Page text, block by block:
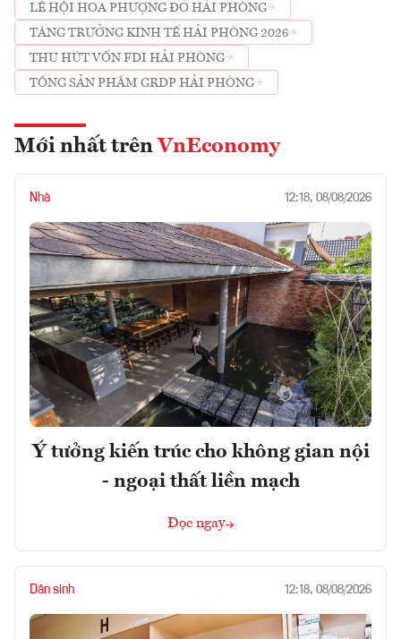
LỄ HỘI HOA PHƯỢNG ĐỎ HẢI PHÒNG
TĂNG TRƯỞNG KINH TẾ HẢI PHÒNG 2026
THU HÚT VỐN FDI HẢI PHÒNG
TỔNG SẢN PHẨM GRDP HẢI PHÒNG
Mới nhất trên VnEconomy
Nhà 12:18, 08/08/2026
Ý tưởng kiến trúc cho không gian nội
- ngoại thất liền mạch
Đọc ngay
Dân sinh 12:18, 08/08/2026